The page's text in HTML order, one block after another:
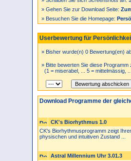
» Gehen Sie zur Download Seite:
» Besuchen Sie die Homepage:
Userbewertung für
» Bisher wurde(n) 0 Bewertung(en)
» Bitte bewerten Sie diese Programm
(1 = miserabel, ... 5 = mittelmässig,
Download Programme der
CK's Biorhythmus 1.0
CK's Biorhythmusprogramm zeigt
physischen und intuitiven Zustand ...
Astral Millennium Uhr 3.01.3